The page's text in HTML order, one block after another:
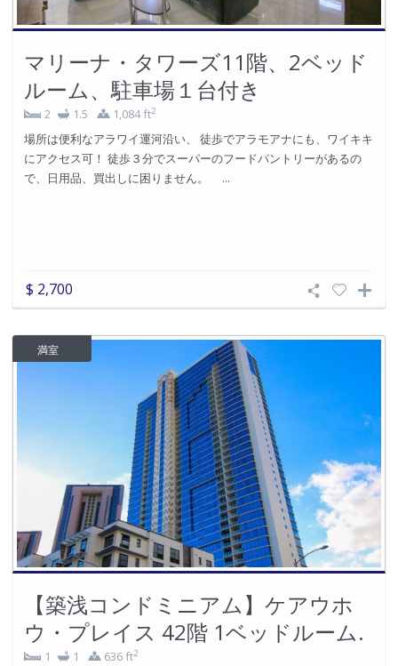
マリーナ・タワーズ11階、2ベッド
ルーム、駐車場１台付き
2 1.5 1,084 ft2
場所は便利なアラワイ運河沿い、 徒歩でアラモアナにも、ワイキキ
にアクセス可！ 徒歩３分でスーパーのフードパントリーがあるの
で、日用品、買出しに困りません。 ...
$ 2,700
満室
【築浅コンドミニアム】ケアウホ
ウ・プレイス 42階 1ベッドルーム.
1 1 636 ft2